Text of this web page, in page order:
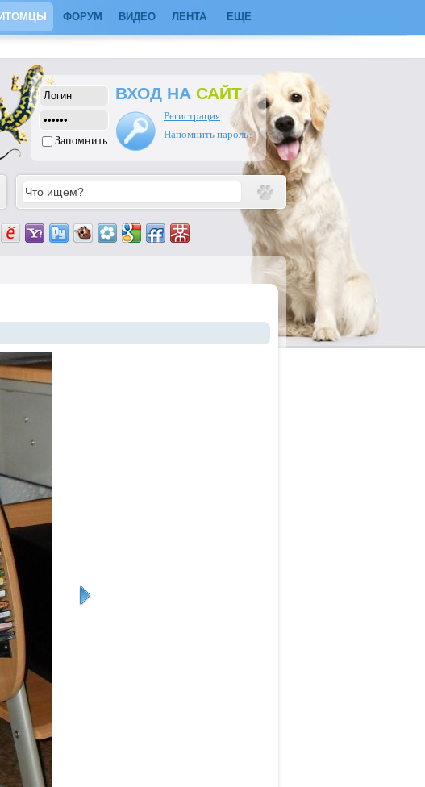
ФОРУМ ВИДЕО ЛЕНТА ЕЩЕ
Запомнить
ВХОД НА САЙТ
Регистрация
Напомнить пароль?